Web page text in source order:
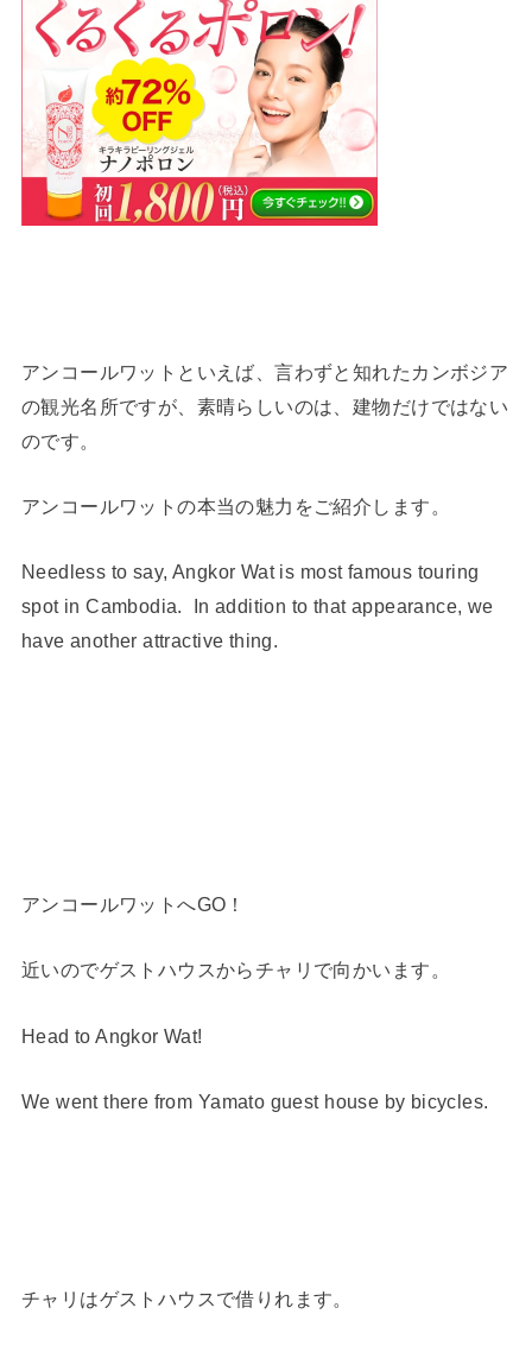
アンコールワットといえば、言わずと知れたカンボジア
の観光名所ですが、素晴らしいのは、建物だけではない
のです。
アンコールワットの本当の魅力をご紹介します。
Needless to say, Angkor Wat is most famous touring
spot in Cambodia. In addition to that appearance, we
have another attractive thing.
アンコールワットへGO！
近いのでゲストハウスからチャリで向かいます。
Head to Angkor Wat!
We went there from Yamato guest house by bicycles.
チャリはゲストハウスで借りれます。